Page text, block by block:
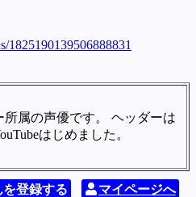
1825190139506888831
所属の声優です。 ヘッダーは
はじめました。
登録する マイページへ